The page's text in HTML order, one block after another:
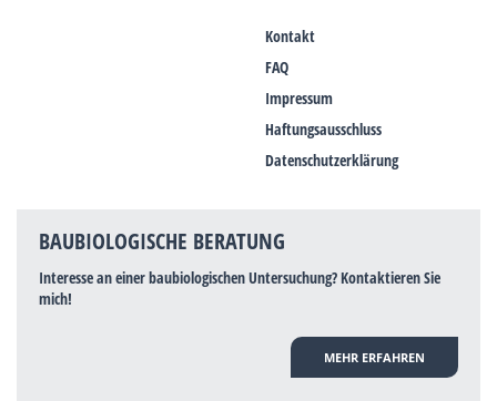
Kontakt
FAQ
Impressum
Haftungsausschluss
Datenschutzerklärung
BAUBIOLOGISCHE BERATUNG
Interesse an einer baubiologischen Untersuchung? Kontaktieren Sie
mich!
MEHR ERFAHREN